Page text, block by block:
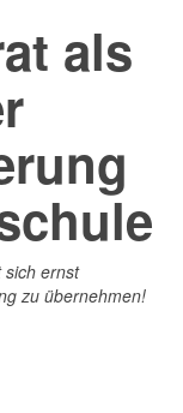
als
sich ernst
zu übernehmen!